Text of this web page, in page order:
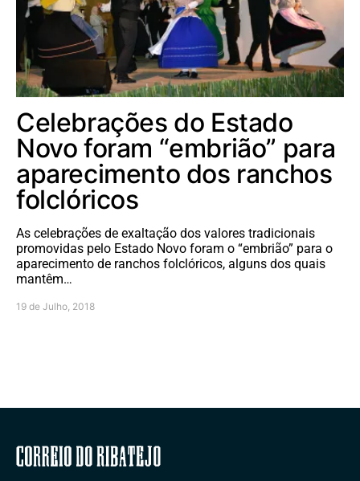
Celebrações do Estado
Novo foram “embrião” para
aparecimento dos ranchos
folclóricos
As celebrações de exaltação dos valores tradicionais
promovidas pelo Estado Novo foram o “embrião” para o
aparecimento de ranchos folclóricos, alguns dos quais
mantêm…
19 de Julho, 2018
Correio do Ribatejo